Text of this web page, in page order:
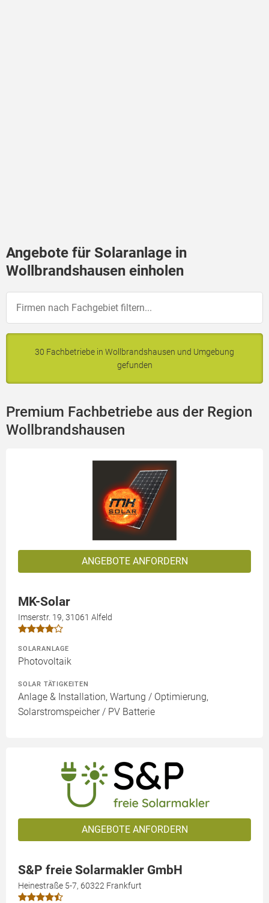
Angebote für Solaranlage in
Wollbrandshausen einholen
30 Fachbetriebe in Wollbrandshausen und Umgebung
gefunden
Premium Fachbetriebe aus der Region
Wollbrandshausen
ANGEBOTE ANFORDERN
MK-Solar
Imserstr. 19, 31061 Alfeld
SOLARANLAGE
Photovoltaik
SOLAR TÄTIGKEITEN
Anlage & Installation, Wartung / Optimierung,
Solarstromspeicher / PV Batterie
ANGEBOTE ANFORDERN
S&P freie Solarmakler GmbH
Heinestraße 5-7, 60322 Frankfurt